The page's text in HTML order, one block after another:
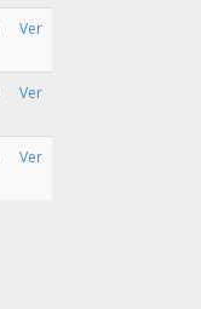
Ver
Ver
Ver